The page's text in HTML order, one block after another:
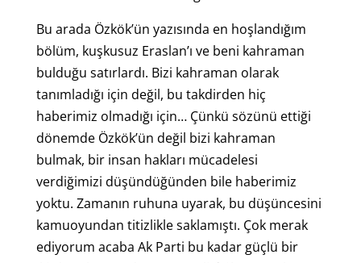
Bu arada Özkök’ün yazısında en hoşlandığım
bölüm, kuşkusuz Eraslan’ı ve beni kahraman
bulduğu satırlardı. Bizi kahraman olarak
tanımladığı için değil, bu takdirden hiç
haberimiz olmadığı için… Çünkü sözünü ettiği
dönemde Özkök’ün değil bizi kahraman
bulmak, bir insan hakları mücadelesi
verdiğimizi düşündüğünden bile haberimiz
yoktu. Zamanın ruhuna uyarak, bu düşüncesini
kamuoyundan titizlikle saklamıştı. Çok merak
ediyorum acaba Ak Parti bu kadar güçlü bir